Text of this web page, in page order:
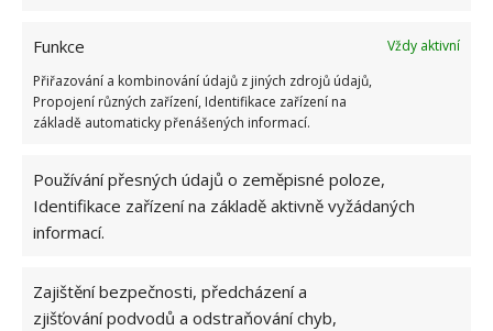
Funkce
Vždy aktivní
Přiřazování a kombinování údajů z jiných zdrojů údajů,
Propojení různých zařízení, Identifikace zařízení na
základě automaticky přenášených informací.
Používání přesných údajů o zeměpisné poloze,
Identifikace zařízení na základě aktivně vyžádaných
informací.
Zajištění bezpečnosti, předcházení a
zjišťování podvodů a odstraňování chyb,
zajistí bohatou úrodu šťavnatých a chutných
plodů. Připravte se na letošní sezonu včas
6.8.2026
O WEBU